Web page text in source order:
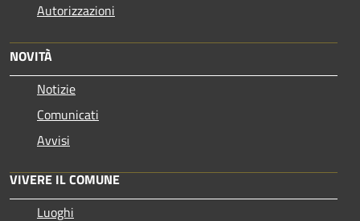
Autorizzazioni
NOVITÀ
Notizie
Comunicati
Avvisi
VIVERE IL COMUNE
Luoghi